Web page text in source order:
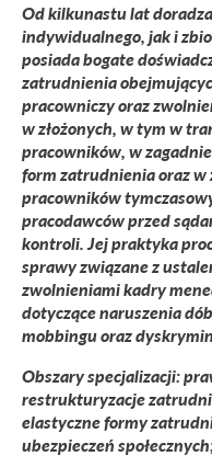
Od kilkunastu lat
indywidualnego, jak i
posiada bogate
zatrudnienia
pracowniczy oraz
w złożonych, w tym w
pracowników, w
form zatrudnienia oraz
pracowników
pracodawców przed
kontroli. Jej praktyka
sprawy związane z
zwolnieniami kadry
dotyczące naruszenia
mobbingu oraz
Obszary specjalizacji:
restrukturyzacje
elastyczne formy
ubezpieczeń